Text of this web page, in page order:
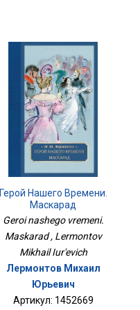
Герой Нашего Времени.
Маскарад
Geroi nashego vremeni.
Maskarad , Lermontov
Mikhail Iur'evich
Лермонтов Михаил
Юрьевич
Артикул: 1452669